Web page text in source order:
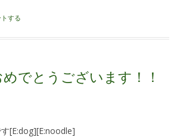
する
でとうございます！！
[E:dog][E:noodle]